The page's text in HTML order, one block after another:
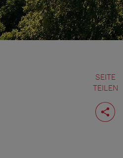
SEITE
TEILEN
Seite
teilen